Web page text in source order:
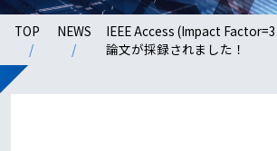
TOP NEWS
IEEE Access (Impact
論文が採録されました！